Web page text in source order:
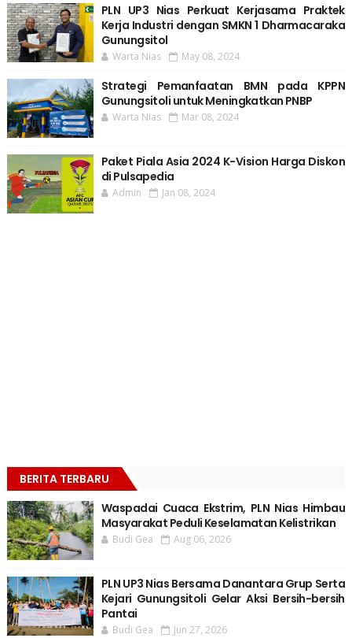
PLN UP3 Nias Perkuat Kerjasama Praktek
Kerja Industri dengan SMKN 1 Dharmacaraka
Gunungsitol
Warta Nias May 08, 2024
Strategi Pemanfaatan BMN pada KPPN
Gunungsitoli untuk Meningkatkan PNBP
Warta Nias Mar 08, 2024
Paket Piala Asia 2024 K-Vision Harga Diskon
di Pulsapedia
Admin Jan 08, 2024
BERITA TERBARU
Waspadai Cuaca Ekstrim, PLN Nias Himbau
Masyarakat Peduli Keselamatan Kelistrikan
Budi Gea Aug 06, 2026
PLN UP3 Nias Bersama Danantara Grup Serta
Kejari Gunungsitoli Gelar Aksi Bersih-bersih
Pantai
Budi Gea Jun 27, 2026